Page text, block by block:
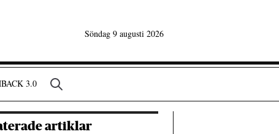
Söndag 9 augusti 2026
3.0
artiklar